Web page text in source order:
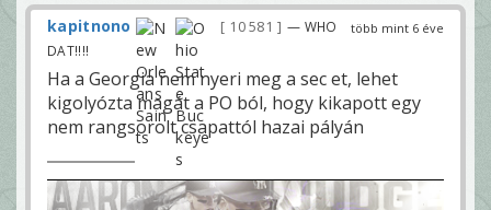
több mint 6 éve
kapitnono 10 581
— WHO
DAT!!!!
Ha a Georgia nem nyeri meg a sec et, lehet
kigolyózta magát a PO ból, hogy kikapott egy
nem rangsorolt csapattól hazai pályán